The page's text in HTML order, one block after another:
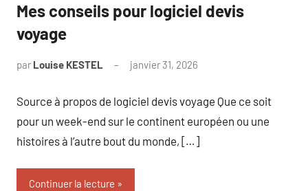
Mes conseils pour logiciel devis
voyage
par Louise KESTEL janvier 31, 2026
Source à propos de logiciel devis voyage Que ce soit
pour un week-end sur le continent européen ou une
histoires à l’autre bout du monde, […]
Continuer la lecture